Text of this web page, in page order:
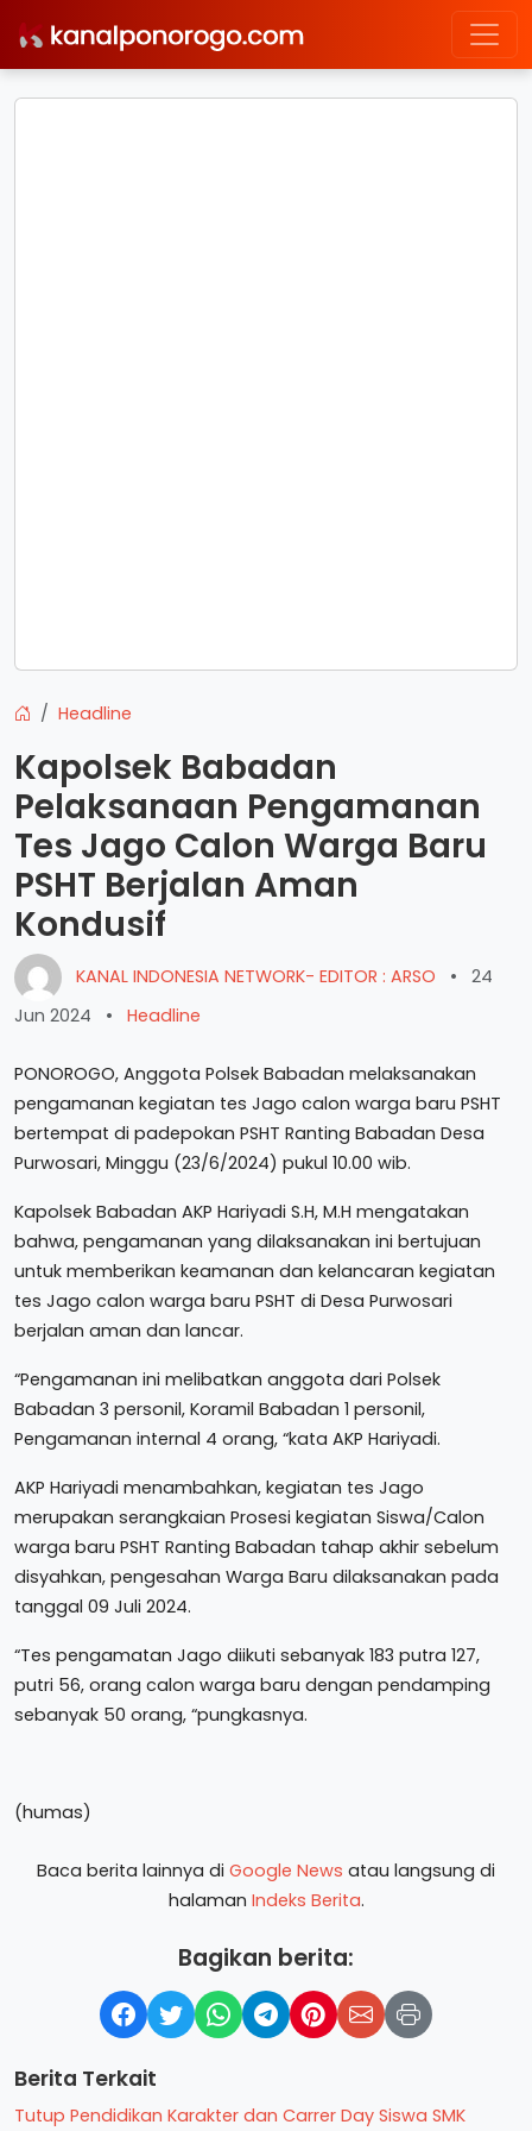
Headline
Kapolsek Babadan
Pelaksanaan Pengamanan
Tes Jago Calon Warga Baru
PSHT Berjalan Aman
Kondusif
KANAL INDONESIA NETWORK- EDITOR : ARSO •
24
Jun 2024
• Headline
PONOROGO, Anggota Polsek Babadan melaksanakan
pengamanan kegiatan tes Jago calon warga baru PSHT
bertempat di padepokan PSHT Ranting Babadan Desa
Purwosari, Minggu (23/6/2024) pukul 10.00 wib.
Kapolsek Babadan AKP Hariyadi S.H, M.H mengatakan
bahwa, pengamanan yang dilaksanakan ini bertujuan
untuk memberikan keamanan dan kelancaran kegiatan
tes Jago calon warga baru PSHT di Desa Purwosari
berjalan aman dan lancar.
“Pengamanan ini melibatkan anggota dari Polsek
Babadan 3 personil, Koramil Babadan 1 personil,
Pengamanan internal 4 orang, “kata AKP Hariyadi.
AKP Hariyadi menambahkan, kegiatan tes Jago
merupakan serangkaian Prosesi kegiatan Siswa/Calon
warga baru PSHT Ranting Babadan tahap akhir sebelum
disyahkan, pengesahan Warga Baru dilaksanakan pada
tanggal 09 Juli 2024.
“Tes pengamatan Jago diikuti sebanyak 183 putra 127,
putri 56, orang calon warga baru dengan pendamping
sebanyak 50 orang, “pungkasnya.
(humas)
Baca berita lainnya di Google News atau langsung di
halaman Indeks Berita.
Bagikan berita:
Berita Terkait
Tutup Pendidikan Karakter dan Carrer Day Siswa SMK